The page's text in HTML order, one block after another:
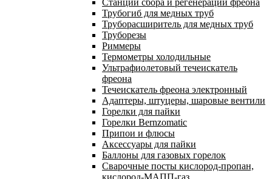
Станции сбора и регенерации фреона
Трубогиб для медных труб
Труборасширитель для медных труб
Труборезы
Риммеры
Термометры холодильные
Ультрафиолетовый течеискатель
фреона
Течеискатель фреона электронный
Адаптеры, штуцеры, шаровые вентили
Горелки для пайки
Горелки Bernzomatic
Припои и флюсы
Аксессуары для пайки
Баллоны для газовых горелок
Сварочные посты кислород-пропан,
кислород-МАПП-газ